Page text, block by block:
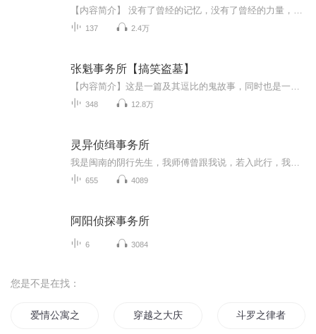
137 2.4万
张魁事务所【搞笑盗墓】
348 12.8万
灵异侦缉事务所
655 4089
阿阳侦探事务所
6 3084
您是不是在找：
爱情公寓之最强律师张伟穿越之大庆帝国 斗罗之律者世界